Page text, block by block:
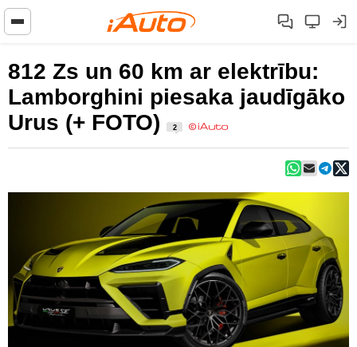
812 Zs un 60 km ar elektrību:
Lamborghini piesaka jaudīgāko
Urus (+ FOTO)
2